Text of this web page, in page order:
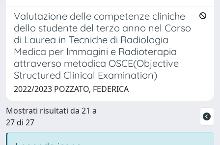
Valutazione delle competenze cliniche
dello studente del terzo anno nel Corso
di Laurea in Tecniche di Radiologia
Medica per Immagini e Radioterapia
attraverso metodica OSCE(Objective
Structured Clinical Examination)
2022/2023 POZZATO, FEDERICA
Mostrati risultati da 21 a
27 di 27